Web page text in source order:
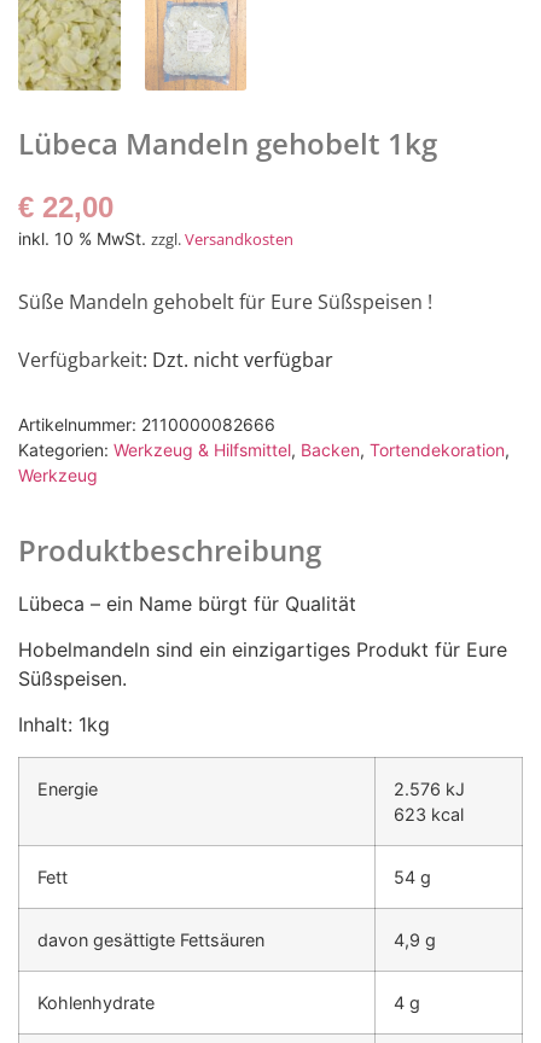
Lübeca Mandeln gehobelt 1kg
€ 22,00
inkl. 10 % MwSt. zzgl.Versandkosten
Süße Mandeln gehobelt für Eure Süßspeisen !
Verfügbarkeit: Dzt. nicht verfügbar
Artikelnummer: 2110000082666
Kategorien: Werkzeug & Hilfsmittel, Backen, Tortendekoration,
Werkzeug
Produktbeschreibung
Lübeca – ein Name bürgt für Qualität
Hobelmandeln sind ein einzigartiges Produkt für Eure
Süßspeisen.
Inhalt: 1kg
Energie 2.576 kJ
623 kcal
Fett 54 g
davon gesättigte Fettsäuren 4,9 g
Kohlenhydrate 4 g